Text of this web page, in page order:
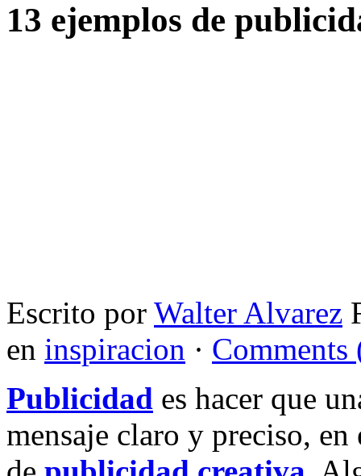
13 ejemplos de
Escrito por Walter Alvarez
en inspiracion · Comments
Publicidad es hacer que
mensaje claro y preciso, en